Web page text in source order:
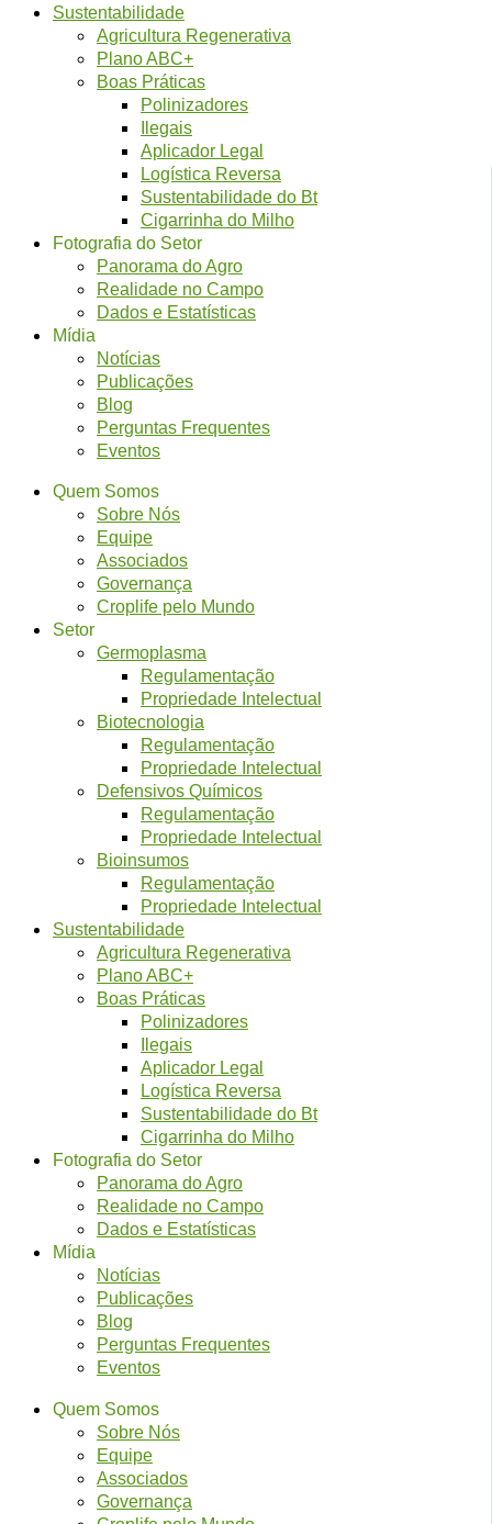
Sustentabilidade
Agricultura Regenerativa
Plano ABC+
Boas Práticas
Polinizadores
Ilegais
Aplicador Legal
Logística Reversa
Sustentabilidade do Bt
Cigarrinha do Milho
Fotografia do Setor
Panorama do Agro
Realidade no Campo
Dados e Estatísticas
Mídia
Notícias
Publicações
Blog
Perguntas Frequentes
Eventos
Quem Somos
Sobre Nós
Equipe
Associados
Governança
Croplife pelo Mundo
Setor
Germoplasma
Regulamentação
Propriedade Intelectual
Biotecnologia
Regulamentação
Propriedade Intelectual
Defensivos Químicos
Regulamentação
Propriedade Intelectual
Bioinsumos
Regulamentação
Propriedade Intelectual
Sustentabilidade
Agricultura Regenerativa
Plano ABC+
Boas Práticas
Polinizadores
Ilegais
Aplicador Legal
Logística Reversa
Sustentabilidade do Bt
Cigarrinha do Milho
Fotografia do Setor
Panorama do Agro
Realidade no Campo
Dados e Estatísticas
Mídia
Notícias
Publicações
Blog
Perguntas Frequentes
Eventos
Quem Somos
Sobre Nós
Equipe
Associados
Governança